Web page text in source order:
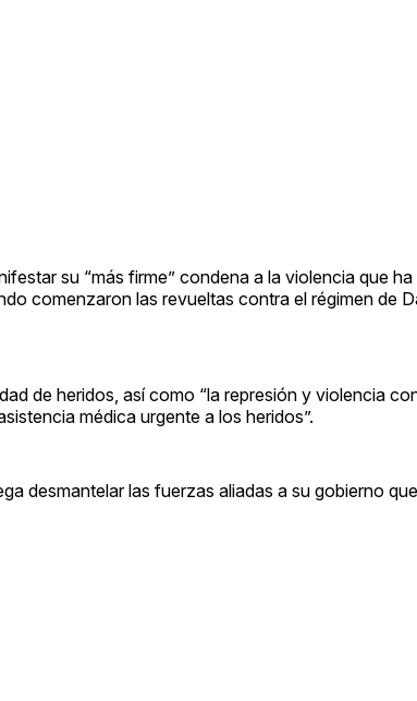
su “más firme” condena a la violencia que
comenzaron las revueltas contra el régimen de
de heridos, así como “la represión y violencia
médica urgente a los heridos”.
desmantelar las fuerzas aliadas a su gobierno